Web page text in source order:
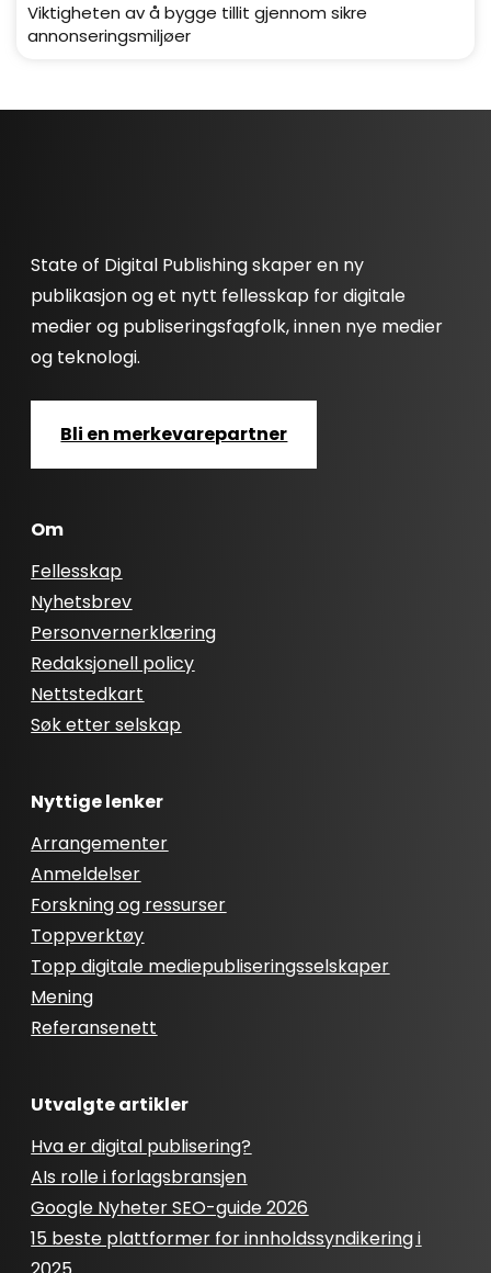
Viktigheten av å bygge tillit gjennom sikre
annonseringsmiljøer
State of Digital Publishing skaper en ny
publikasjon og et nytt fellesskap for digitale
medier og publiseringsfagfolk, innen nye medier
og teknologi.
Bli en merkevarepartner
Om
Fellesskap
Nyhetsbrev
Personvernerklæring
Redaksjonell policy
Nettstedkart
Søk etter selskap
Nyttige lenker
Arrangementer
Anmeldelser
Forskning og ressurser
Toppverktøy
Topp digitale mediepubliseringsselskaper
Mening
Referansenett
Utvalgte artikler
Hva er digital publisering?
AIs rolle i forlagsbransjen
Google Nyheter SEO-guide 2026
15 beste plattformer for innholdssyndikering i